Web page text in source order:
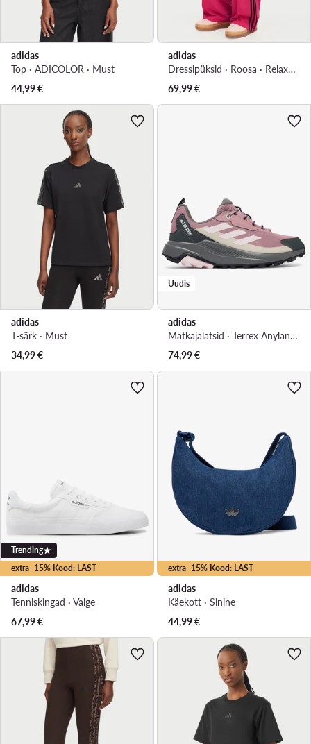
adidas
Top · ADICOLOR · Must
44,99€
adidas
Dressipüksid · Roosa · Relaxed Fit
69,99€
adidas
T-särk · Must
34,99€
Uudis
adidas
Matkajalatsid · Terrex Anylander Hiking Shoes KJ0869 · Lilla
74,99€
extra -15% Kood: LAST
Trending
adidas
Tenniskingad · Valge
67,99€
extra -15% Kood: LAST
adidas
Käekott · Sinine
44,99€